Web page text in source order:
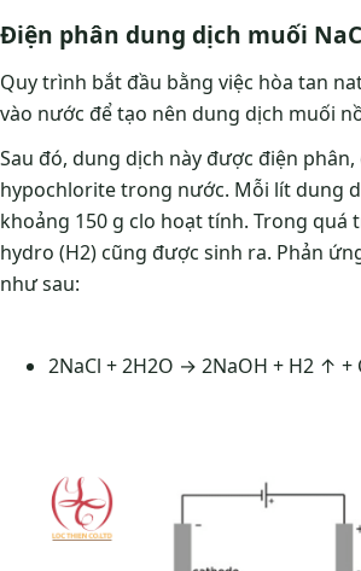
Điện phân dung dịch muối
Quy trình bắt đầu bằng việc hòa tan
vào nước để tạo nên dung dịch muối
Sau đó, dung dịch này được điện
hypochlorite trong nước. Mỗi lít dung
khoảng 150 g clo hoạt tính. Trong quá
hydro (H2) cũng được sinh ra. Phản
như sau:
2NaCl + 2H2O → 2NaOH + H2 ↑ +